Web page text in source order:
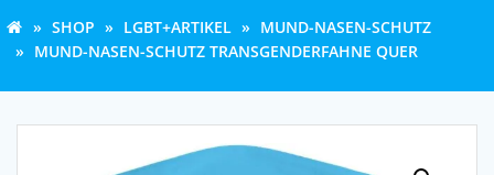
SHOP LGBT+ARTIKEL
MUND-NASEN-SCHUTZ
MUND-NASEN-SCHUTZ TRANSGENDERFAHNE QUER